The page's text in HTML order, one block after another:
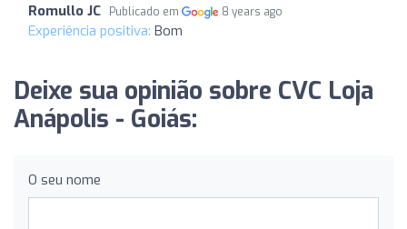
Romullo JC Publicado em 8 years ago
Experiência positiva: Bom
Deixe sua opinião sobre CVC Loja
Anápolis - Goiás:
O seu nome